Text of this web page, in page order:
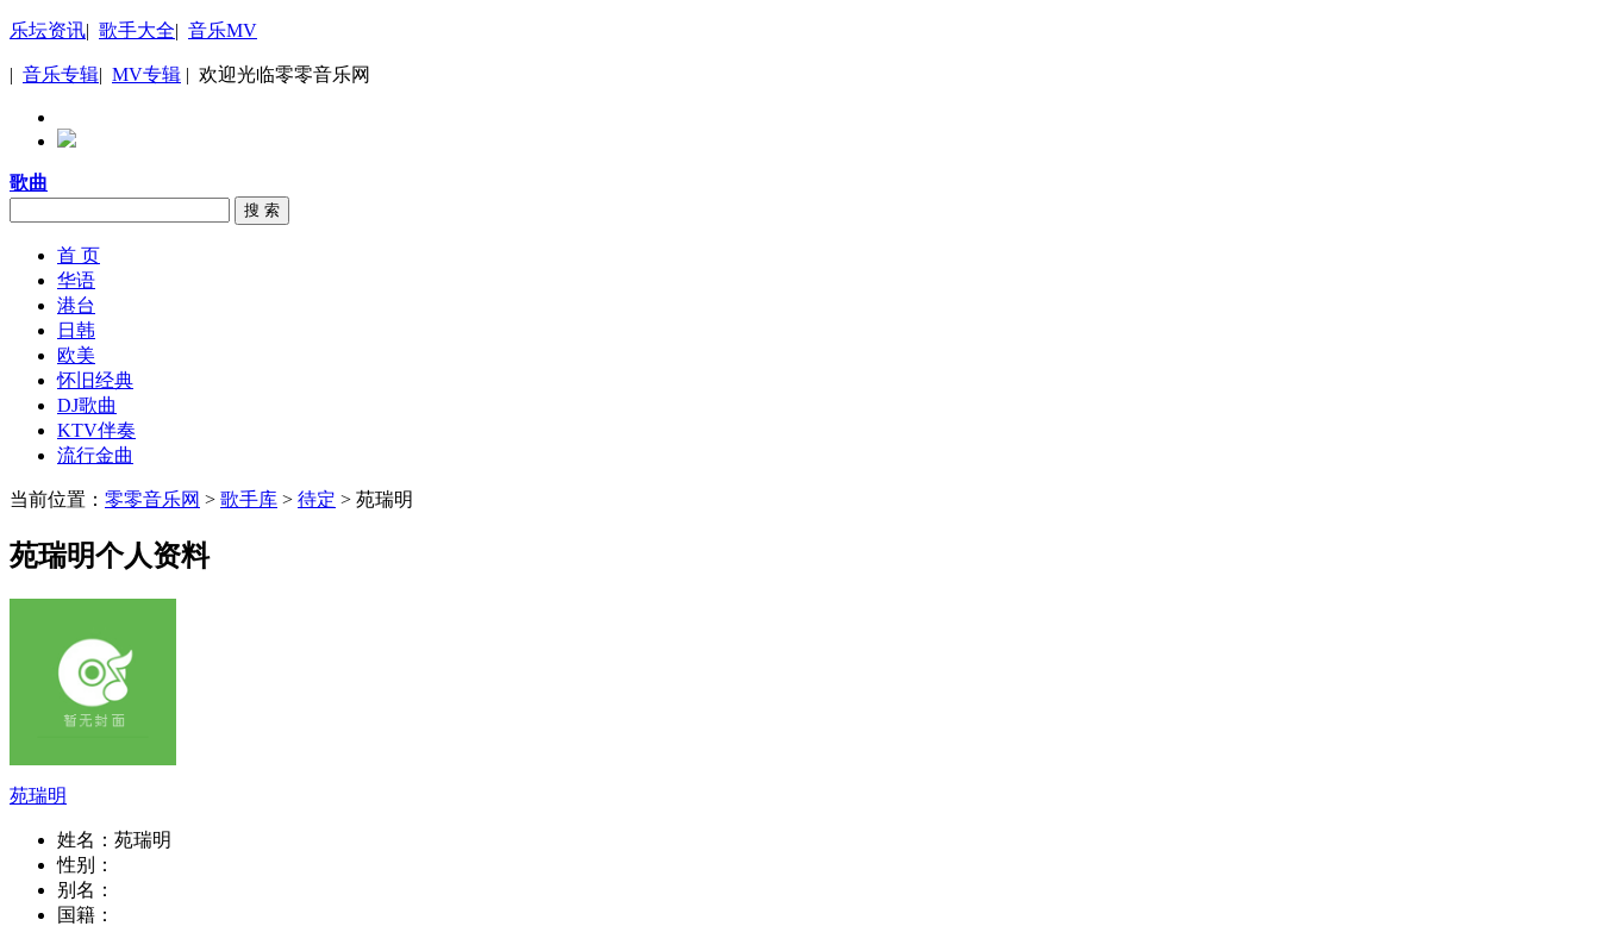
乐坛资讯| 歌手大全| 音乐MV
| 音乐专辑| MV专辑 | 欢迎光临零零音乐网
歌曲
搜 索
首 页
华语
港台
日韩
欧美
怀旧经典
DJ歌曲
KTV伴奏
流行金曲
当前位置： 零零音乐网 > 歌手库 > 待定 > 苑瑞明
苑瑞明个人资料
苑瑞明
姓名： 苑瑞明
性别：
别名：
国籍：